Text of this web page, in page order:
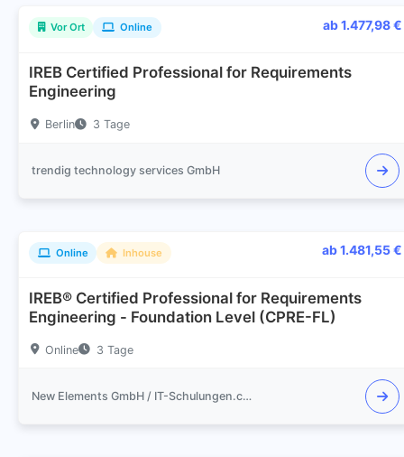
Vor Ort Online ab 1.477,98 €
IREB Certified Professional for Requirements
Engineering
Berlin 3 Tage
trendig technology services GmbH
Online Inhouse ab 1.481,55 €
IREB® Certified Professional for Requirements
Engineering - Foundation Level (CPRE-FL)
Online 3 Tage
New Elements GmbH / IT-Schulungen.com